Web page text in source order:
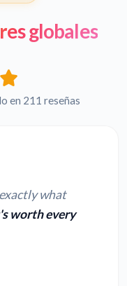
globales
en 211 reseñas
what
worth every